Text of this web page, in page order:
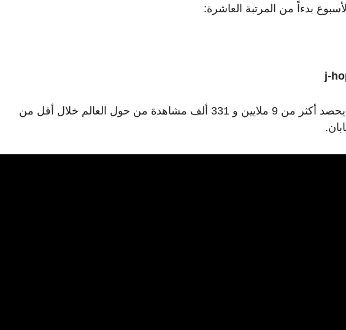
بدءاً من المرتبة العاشرة:
j-
فنان الراب J-Hope من كوريا الجنوبية يحصد أكثر من 9 ملايين و 331 ألف مشاهدة من حول العالم خلال أقل من